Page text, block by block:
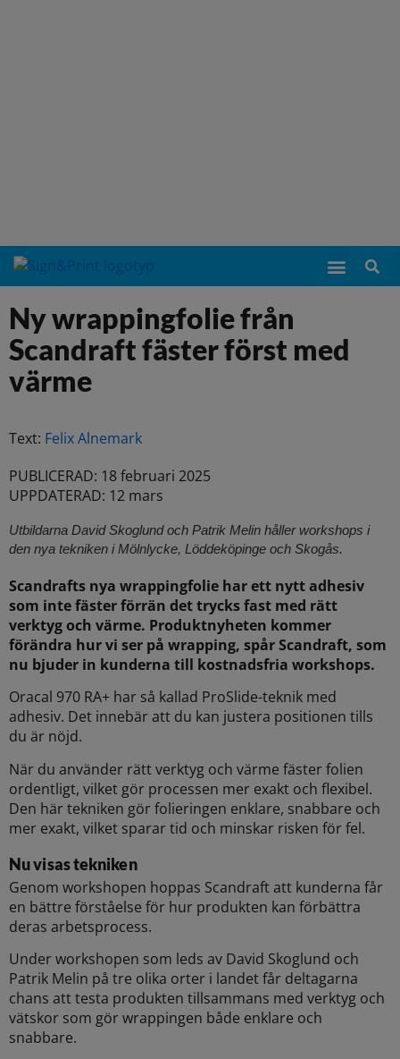
Ny wrappingfolie från
Scandraft fäster först med
värme
Text: Felix Alnemark
PUBLICERAD: 18 februari 2025
UPPDATERAD: 12 mars
Utbildarna David Skoglund och Patrik Melin håller workshops i
den nya tekniken i Mölnlycke, Löddeköpinge och Skogås.
Scandrafts nya wrappingfolie har ett nytt adhesiv
som inte fäster förrän det trycks fast med rätt
verktyg och värme. Produktnyheten kommer
förändra hur vi ser på wrapping, spår Scandraft, som
nu bjuder in kunderna till kostnadsfria workshops.
Oracal 970 RA+ har så kallad ProSlide-teknik med
adhesiv. Det innebär att du kan justera positionen tills
du är nöjd.
När du använder rätt verktyg och värme fäster folien
ordentligt, vilket gör processen mer exakt och flexibel.
Den här tekniken gör folieringen enklare, snabbare och
mer exakt, vilket sparar tid och minskar risken för fel.
Nu visas tekniken
Genom workshopen hoppas Scandraft att kunderna får
en bättre förståelse för hur produkten kan förbättra
deras arbetsprocess.
Under workshopen som leds av David Skoglund och
Patrik Melin på tre olika orter i landet får deltagarna
chans att testa produkten tillsammans med verktyg och
vätskor som gör wrappingen både enklare och
snabbare.